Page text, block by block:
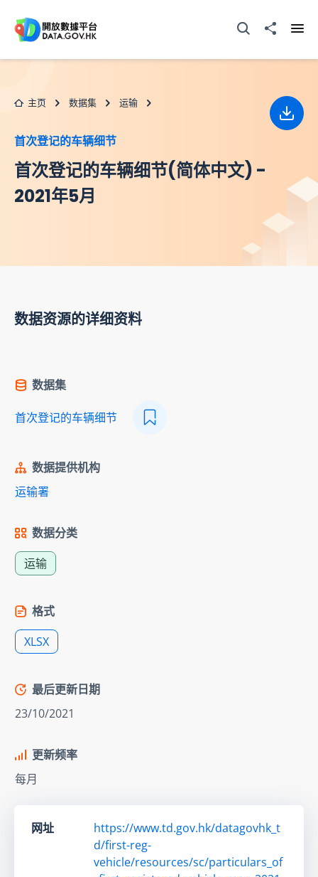
打开搜寻器分享至
主页 数据集 运输
首次登记的车辆细节
首次登记的车辆细节(简体中文) -
2021年5月
下载
数据资源的详细资料
数据集
首次登记的车辆细节
数据提供机构
运输署
数据分类
运输
格式
XLSX
最后更新日期
23/10/2021
更新频率
每月
网址
https://www.td.gov.hk/datagovhk_t
d/first-reg-
vehicle/resources/sc/particulars_of